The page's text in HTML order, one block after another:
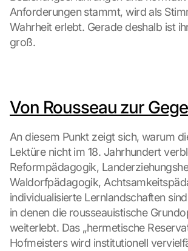
Anforderungen stammt, wird als
Wahrheit erlebt. Gerade deshalb ist
groß.
Von Rousseau zur
An diesem Punkt zeigt sich, warum
Lektüre nicht im 18. Jahrhundert
Reformpädagogik,
Waldorfpädagogik,
individualisierte Lernlandschaften
in denen die rousseauistische
weiterlebt. Das „hermetische
Hofmeisters wird institutionell